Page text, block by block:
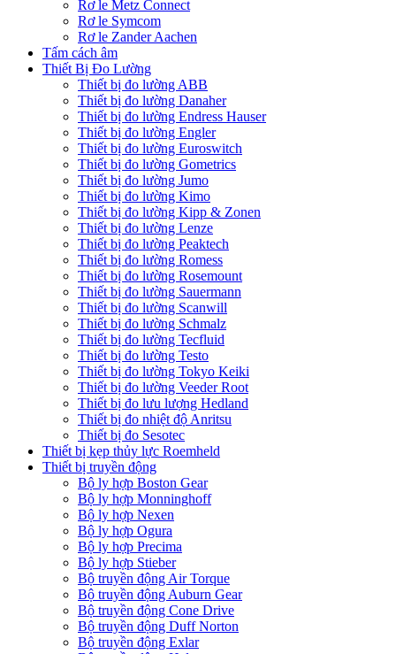
Rơ le Metz Connect
Rơ le Symcom
Rơ le Zander Aachen
Tấm cách âm
Thiết Bị Đo Lường
Thiết bị đo lường ABB
Thiết bị đo lường Danaher
Thiết bị đo lường Endress Hauser
Thiết bị đo lường Engler
Thiết bị đo lường Euroswitch
Thiết bị đo lường Gometrics
Thiết bị đo lường Jumo
Thiết bị đo lường Kimo
Thiết bị đo lường Kipp & Zonen
Thiết bị đo lường Lenze
Thiết bị đo lường Peaktech
Thiết bị đo lường Romess
Thiết bị đo lường Rosemount
Thiết bị đo lường Sauermann
Thiết bị đo lường Scanwill
Thiết bị đo lường Schmalz
Thiết bị đo lường Tecfluid
Thiết bị đo lường Testo
Thiết bị đo lường Tokyo Keiki
Thiết bị đo lường Veeder Root
Thiết bị đo lưu lượng Hedland
Thiết bị đo nhiệt độ Anritsu
Thiết bị đo Sesotec
Thiết bị kẹp thủy lực Roemheld
Thiết bị truyền động
Bộ ly hợp Boston Gear
Bộ ly hợp Monninghoff
Bộ ly hợp Nexen
Bộ ly hợp Ogura
Bộ ly hợp Precima
Bộ ly hợp Stieber
Bộ truyền động Air Torque
Bộ truyền động Auburn Gear
Bộ truyền động Cone Drive
Bộ truyền động Duff Norton
Bộ truyền động Exlar